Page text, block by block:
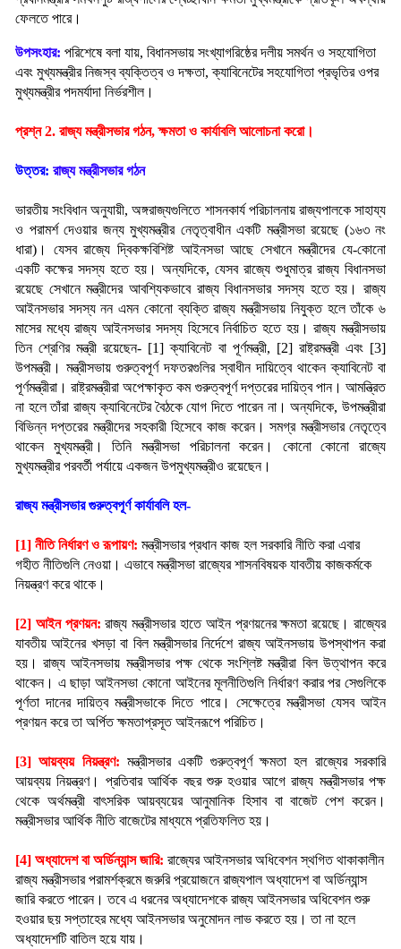
ফেলতে পারে।
উপসংহার: পরিশেষে বলা যায়, বিধানসভায় সংখ্যাগরিষ্ঠের দলীয় সমর্থন ও সহযোগিতা
এবং মুখ্যমন্ত্রীর নিজস্ব ব্যক্তিত্ব ও দক্ষতা, ক্যাবিনেটের সহযোগিতা প্রভৃতির ওপর
মুখ্যমন্ত্রীর পদমর্যাদা নির্ভরশীল।
প্রশ্ন 2. রাজ্য মন্ত্রীসভার গঠন, ক্ষমতা ও কার্যাবলি আলোচনা করো।
উত্তর: রাজ্য মন্ত্রীসভার গঠন
ভারতীয় সংবিধান অনুযায়ী, অঙ্গরাজ্যগুলিতে শাসনকার্য পরিচালনায় রাজ্যপালকে সাহায্য
ও পরামর্শ দেওয়ার জন্য মুখ্যমন্ত্রীর নেতৃত্বাধীন একটি মন্ত্রীসভা রয়েছে (১৬৩ নং
ধারা)। যেসব রাজ্যে দ্বিকক্ষবিশিষ্ট আইনসভা আছে সেখানে মন্ত্রীদের যে-কোনো
একটি কক্ষের সদস্য হতে হয়। অন্যদিকে, যেসব রাজ্যে শুধুমাত্র রাজ্য বিধানসভা
রয়েছে সেখানে মন্ত্রীদের আবশ্যিকভাবে রাজ্য বিধানসভার সদস্য হতে হয়। রাজ্য
আইনসভার সদস্য নন এমন কোনো ব্যক্তি রাজ্য মন্ত্রীসভায় নিযুক্ত হলে তাঁকে ৬
মাসের মধ্যে রাজ্য আইনসভার সদস্য হিসেবে নির্বাচিত হতে হয়। রাজ্য মন্ত্রীসভায়
তিন শ্রেণির মন্ত্রী রয়েছেন- [1] ক্যাবিনেট বা পূর্ণমন্ত্রী, [2] রাষ্ট্রমন্ত্রী এবং [3]
উপমন্ত্রী। মন্ত্রীসভায় গুরুত্বপূর্ণ দফতরগুলির স্বাধীন দায়িত্বে থাকেন ক্যাবিনেট বা
পূর্ণমন্ত্রীরা। রাষ্ট্রমন্ত্রীরা অপেক্ষাকৃত কম গুরুত্বপূর্ণ দপ্তরের দায়িত্ব পান। আমন্ত্রিত
না হলে তাঁরা রাজ্য ক্যাবিনেটের বৈঠকে যোগ দিতে পারেন না। অন্যদিকে, উপমন্ত্রীরা
বিভিন্ন দপ্তরের মন্ত্রীদের সহকারী হিসেবে কাজ করেন। সমগ্র মন্ত্রীসভার নেতৃত্বে
থাকেন মুখ্যমন্ত্রী। তিনি মন্ত্রীসভা পরিচালনা করেন। কোনো কোনো রাজ্যে
মুখ্যমন্ত্রীর পরবর্তী পর্যায়ে একজন উপমুখ্যমন্ত্রীও রয়েছেন।
রাজ্য মন্ত্রীসভার গুরুত্বপূর্ণ কার্যাবলি হল-
[1] নীতি নির্ধারণ ও রূপায়ণ: মন্ত্রীসভার প্রধান কাজ হল সরকারি নীতি করা এবার
গহীত নীতিগুলি নেওয়া। এভাবে মন্ত্রীসভা রাজ্যের শাসনবিষয়ক যাবতীয় কাজকর্মকে
নিয়ন্ত্রণ করে থাকে।
[2] আইন প্রণয়ন: রাজ্য মন্ত্রীসভার হাতে আইন প্রণয়নের ক্ষমতা রয়েছে। রাজ্যের
যাবতীয় আইনের খসড়া বা বিল মন্ত্রীসভার নির্দেশে রাজ্য আইনসভায় উপস্থাপন করা
হয়। রাজ্য আইনসভায় মন্ত্রীসভার পক্ষ থেকে সংশ্লিষ্ট মন্ত্রীরা বিল উত্থাপন করে
থাকেন। এ ছাড়া আইনসভা কোনো আইনের মূলনীতিগুলি নির্ধারণ করার পর সেগুলিকে
পূর্ণতা দানের দায়িত্ব মন্ত্রীসভাকে দিতে পারে। সেক্ষেত্রে মন্ত্রীসভা যেসব আইন
প্রণয়ন করে তা অর্পিত ক্ষমতাপ্রসূত আইনরূপে পরিচিত।
[3] আয়ব্যয় নিয়ন্ত্রণ: মন্ত্রীসভার একটি গুরুত্বপূর্ণ ক্ষমতা হল রাজ্যের সরকারি
আয়ব্যয় নিয়ন্ত্রণ। প্রতিবার আর্থিক বছর শুরু হওয়ার আগে রাজ্য মন্ত্রীসভার পক্ষ
থেকে অর্থমন্ত্রী বাৎসরিক আয়ব্যয়ের আনুমানিক হিসাব বা বাজেট পেশ করেন।
মন্ত্রীসভার আর্থিক নীতি বাজেটের মাধ্যমে প্রতিফলিত হয়।
[4] অধ্যাদেশ বা অর্ডিন্যান্স জারি: রাজ্যের আইনসভার অধিবেশন স্থগিত থাকাকালীন
রাজ্য মন্ত্রীসভার পরামর্শক্রমে জরুরি প্রয়োজনে রাজ্যপাল অধ্যাদেশ বা অর্ডিন্যান্স
জারি করতে পারেন। তবে এ ধরনের অধ্যাদেশকে রাজ্য আইনসভার অধিবেশন শুরু
হওয়ার ছয় সপ্তাহের মধ্যে আইনসভার অনুমোদন লাভ করতে হয়। তা না হলে
অধ্যাদেশটি বাতিল হয়ে যায়।